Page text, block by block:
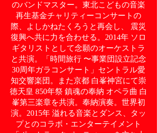
のバンドマスター。東北こどもの音楽
再生基金チャリティーコンサートの
際、よしかねたくろうと再会し、 震災
復興へ共に力を合わせる。2014年 ソロ
ギタリストとして念願のオーケストラ
と共演。「時間旅行 〜事業団設立記念
30周年ガラコンサート」セントラル愛
知交響楽団。また京都 白峯神宮にて崇
徳天皇 850年祭 鎮魂の奉納 オペラ曲 白
峯第三楽章を共演。奉納演奏。世界初
演。2015年 溢れる音楽とダンス、タッ
プとのコラボ・エンターテイメント